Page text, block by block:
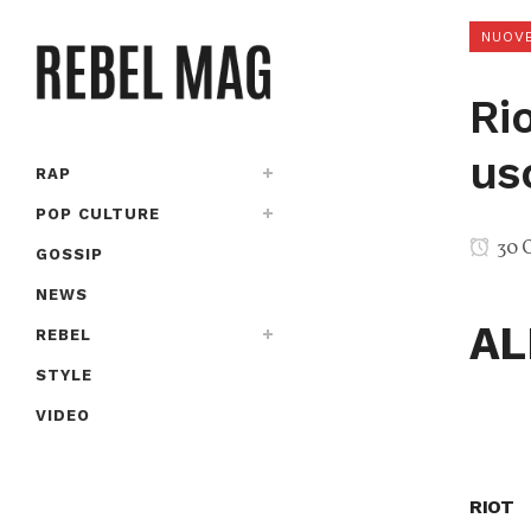
RAP
POP CULTURE
GOSSIP
NEWS
REBEL
STYLE
VIDEO
30
RIOT